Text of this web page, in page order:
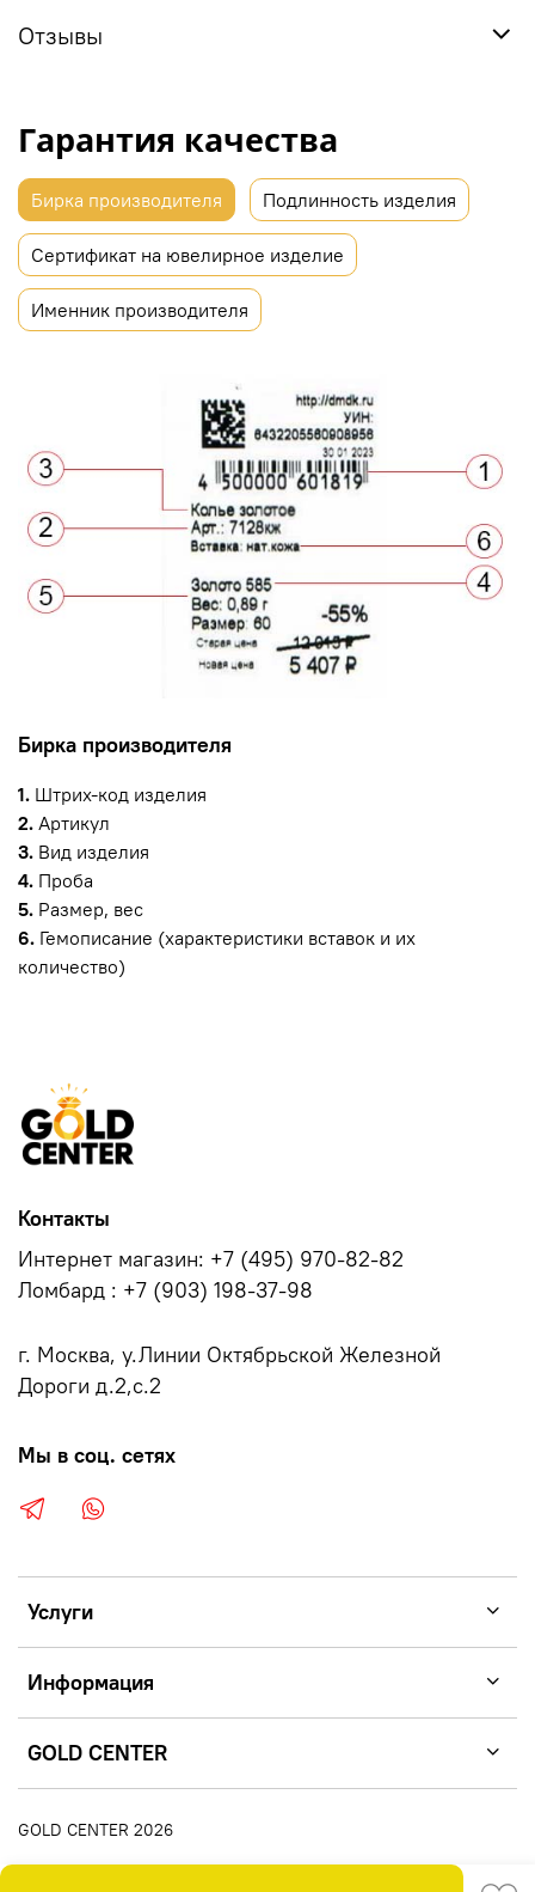
Отзывы
Гарантия качества
Бирка производителя Подлинность изделия
Сертификат на ювелирное изделие
Именник производителя
Бирка производителя
1. Штрих-код изделия
2. Артикул
3. Вид изделия
4. Проба
5. Размер, вес
6. Гемописание (характеристики вставок и их
количество)
Услуги
Информация
GOLD CENTER
Контакты
Интернет магазин: +7 (495) 970-82-82
Ломбард : +7 (903) 198-37-98
г. Москва, у.Линии Октябрьской Железной
Дороги д.2,с.2
Мы в соц. сетях
GOLD CENTER 2026